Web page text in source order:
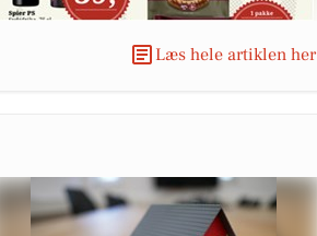
Læs hele artiklen her